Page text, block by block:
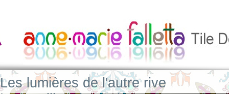
Les lumières de l'autre rive